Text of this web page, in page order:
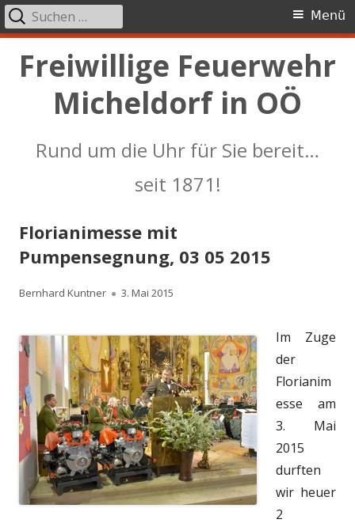
Freiwillige Feuerwehr
Micheldorf in OÖ
Rund um die Uhr für Sie bereit…
seit 1871!
Primäres
Menü
Menü
Suchen
nach:
Florianimesse mit
Pumpensegnung, 03 05 2015
Autor
Bernhard Kuntner
Veröffentlicht
3. Mai 2015
Im Zuge
der
Florianim
esse am
3. Mai
2015
durften
wir heuer
2